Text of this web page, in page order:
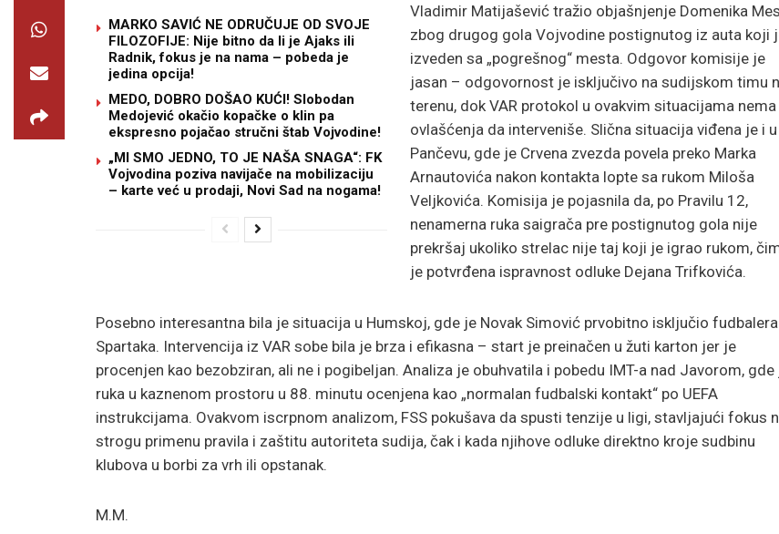
MARKO SAVIĆ NE ODRUČUJE OD SVOJE
FILOZOFIJE: Nije bitno da li je Ajaks ili
Radnik, fokus je na nama – pobeda je
jedina opcija!
MEDO, DOBRO DOŠAO KUĆI! Slobodan
Medojević okačio kopačke o klin pa
ekspresno pojačao stručni štab Vojvodine!
„MI SMO JEDNO, TO JE NAŠA SNAGA“: FK
Vojvodina poziva navijače na mobilizaciju
– karte već u prodaji, Novi Sad na nogama!
Vladimir Matijašević tražio objašnjenje Domenika
zbog drugog gola Vojvodine postignutog iz auta koji
izveden sa „pogrešnog“ mesta. Odgovor komisije je
jasan – odgovornost je isključivo na sudijskom timu
terenu, dok VAR protokol u ovakvim situacijama nema
ovlašćenja da interveniše. Slična situacija viđena je i u
Pančevu, gde je Crvena zvezda povela preko Marka
Arnautovića nakon kontakta lopte sa rukom Miloša
Veljkovića. Komisija je pojasnila da, po Pravilu 12,
nenamerna ruka saigrača pre postignutog gola nije
prekršaj ukoliko strelac nije taj koji je igrao rukom,
je potvrđena ispravnost odluke Dejana Trifkovića.
Posebno interesantna bila je situacija u Humskoj, gde je Novak Simović prvobitno isključio fudbalera
Spartaka. Intervencija iz VAR sobe bila je brza i efikasna – start je preinačen u žuti karton jer je
procenjen kao bezobziran, ali ne i pogibeljan. Analiza je obuhvatila i pobedu IMT-a nad Javorom, gde
ruka u kaznenom prostoru u 88. minutu ocenjena kao „normalan fudbalski kontakt“ po UEFA
instrukcijama. Ovakvom iscrpnom analizom, FSS pokušava da spusti tenzije u ligi, stavljajući fokus
strogu primenu pravila i zaštitu autoriteta sudija, čak i kada njihove odluke direktno kroje sudbinu
klubova u borbi za vrh ili opstanak.
M.M.